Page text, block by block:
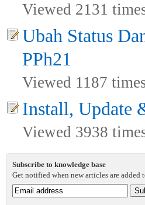
Viewed 2131
Ubah Status
PPh21
Viewed 1187
Install, Update
Viewed 3938
Subscribe to knowledge base
Get notified when new articles are added